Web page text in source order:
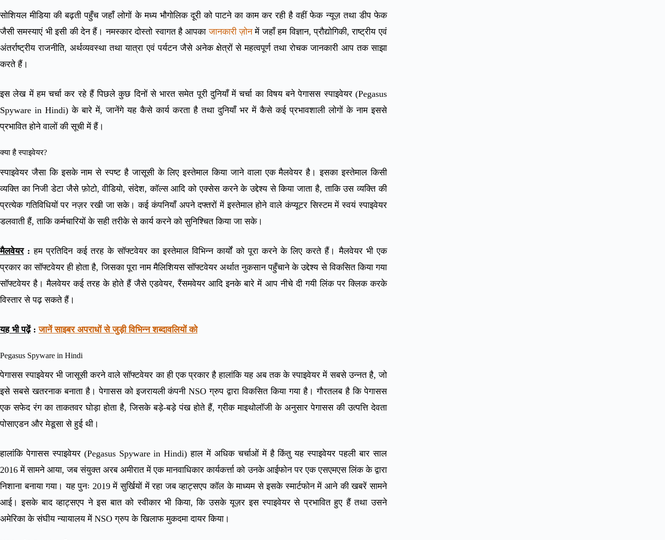
सोशियल मीडिया की बढ़ती पहुँच जहाँ लोगों के मध्य भौगोलिक दूरी को पाटने का काम कर रही है वहीं फेक न्यूज़ तथा डीप फेक
जैसी समस्याएं भी इसी की देन हैं। नमस्कार दोस्तो स्वागत है आपकाजानकारी ज़ोनमें जहाँ हम विज्ञान, प्रौद्योगिकी, राष्ट्रीय एवं
अंतर्राष्ट्रीय राजनीति, अर्थव्यवस्था तथा यात्रा एवं पर्यटन जैसे अनेक क्षेत्रों से महत्वपूर्ण तथा रोचक जानकारी आप तक साझा
करते हैं।
इस लेख में हम चर्चा कर रहे हैं पिछले कुछ दिनों से भारत समेत पूरी दुनियाँ में चर्चा का विषय बने पेगासस स्पाइवेयर (Pegasus
Spyware in Hindi) के बारे में, जानेंगे यह कैसे कार्य करता है तथा दुनियाँ भर में कैसे कई प्रभावशाली लोगों के नाम इससे
प्रभावित होने वालों की सूची में हैं।
क्या है स्पाइवेयर?
स्पाइवेयर जैसा कि इसके नाम से स्पष्ट है जासूसी के लिए इस्तेमाल किया जाने वाला एक मैलवेयर है। इसका इस्तेमाल किसी
व्यक्ति का निजी डेटा जैसे फ़ोटो, वीडियो, संदेश, कॉल्स आदि को एक्सेस करने के उद्देश्य से किया जाता है, ताकि उस व्यक्ति की
प्रत्येक गतिविधियों पर नज़र रखी जा सके। कई कंपनियाँ अपने दफ्तरों में इस्तेमाल होने वाले कंप्यूटर सिस्टम में स्वयं स्पाइवेयर
डलवाती हैं, ताकि कर्मचारियों के सही तरीके से कार्य करने को सुनिश्चित किया जा सके।
मैलवेयर: हम प्रतिदिन कई तरह के सॉफ्टवेयर का इस्तेमाल विभिन्न कार्यों को पूरा करने के लिए करते हैं। मैलवेयर भी एक
प्रकार का सॉफ्टवेयर ही होता है, जिसका पूरा नाम मैलिशियस सॉफ्टवेयर अर्थात नुकसान पहुँचाने के उद्देश्य से विकसित किया गया
सॉफ्टवेयर है। मैलवेयर कई तरह के होते हैं जैसे एडवेयर, रैंसमवेयर आदि इनके बारे में आप नीचे दी गयी लिंक पर क्लिक करके
विस्तार से पढ़ सकते हैं।
यह भी पढ़ें :जानें साइबर अपराधों से जुड़ी विभिन्न शब्दावलियों को
Pegasus Spyware in Hindi
पेगासस स्पाइवेयर भी जासूसी करने वाले सॉफ्टवेयर का ही एक प्रकार है हालांकि यह अब तक के स्पाइवेयर में सबसे उन्नत है, जो
इसे सबसे खतरनाक बनाता है। पेगासस को इजरायली कंपनी NSO ग्रुप द्वारा विकसित किया गया है। गौरतलब है कि पेगासस
एक सफेद रंग का ताकतवर घोड़ा होता है, जिसके बड़े-बड़े पंख होते हैं, ग्रीक माइथोलॉजी के अनुसार पेगासस की उत्पत्ति देवता
पोसाएडन और मेडूसा से हुई थी।
हालांकि पेगासस स्पाइवेयर (Pegasus Spyware in Hindi) हाल में अधिक चर्चाओं में है किंतु यह स्पाइवेयर पहली बार साल
2016 में सामने आया, जब संयुक्त अरब अमीरात में एक मानवाधिकार कार्यकर्त्ता को उनके आईफोन पर एक एसएमएस लिंक के द्वारा
निशाना बनाया गया। यह पुनः 2019 में सुर्खियों में रहा जब व्हाट्सएप कॉल के माध्यम से इसके स्मार्टफोन में आने की खबरें सामने
आई। इसके बाद व्हाट्सएप ने इस बात को स्वीकार भी किया, कि उसके यूज़र इस स्पाइवेयर से प्रभावित हुए हैं तथा उसने
अमेरिका के संघीय न्यायालय में NSO ग्रुप के खिलाफ मुकदमा दायर किया।